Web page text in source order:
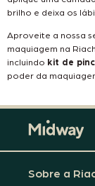
brilho e deixa os
Aproveite a nossa
maquiagem na
incluindo kit de
poder da
Sobre a